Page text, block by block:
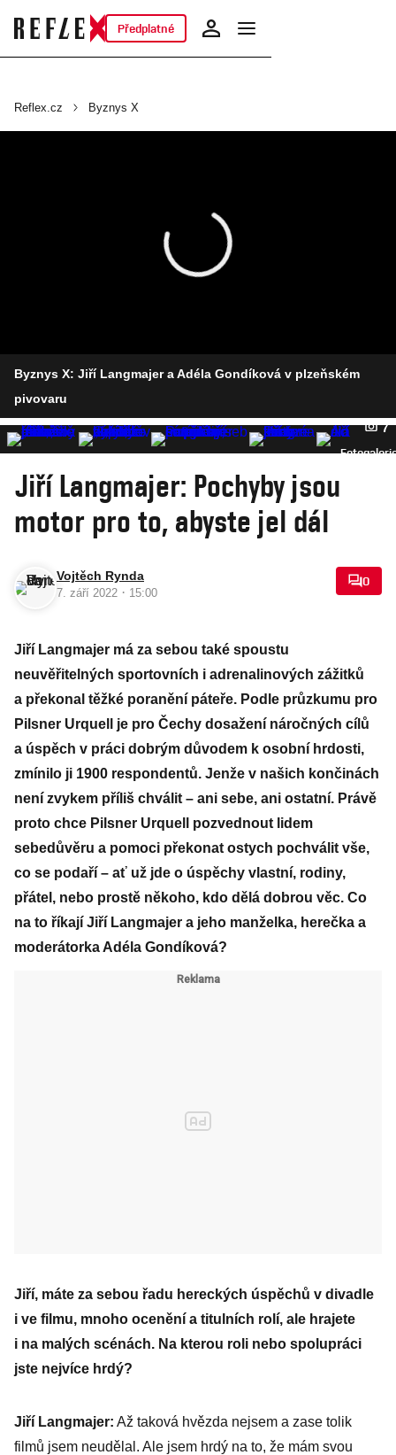
Předplatné
Reflex.cz Byznys X
Byznys X: Jiří Langmajer a Adéla Gondíková v plzeňském
pivovaru
7
Jiří Langmajer: Pochyby jsou
motor pro to, abyste jel dál
Vojtěch Rynda
7. září 2022 · 15:00
0
Jiří Langmajer má za sebou také spoustu
neuvěřitelných sportovních i adrenalinových zážitků
a překonal těžké poranění páteře. Podle průzkumu pro
Pilsner Urquell je pro Čechy dosažení náročných cílů
a úspěch v práci dobrým důvodem k osobní hrdosti,
zmínilo ji 1900 respondentů. Jenže v našich končinách
není zvykem příliš chválit – ani sebe, ani ostatní. Právě
proto chce Pilsner Urquell pozvednout lidem
sebedůvěru a pomoci překonat ostych pochválit vše,
co se podaří – ať už jde o úspěchy vlastní, rodiny,
přátel, nebo prostě někoho, kdo dělá dobrou věc. Co
na to říkají Jiří Langmajer a jeho manželka, herečka a
moderátorka Adéla Gondíková?
Jiří, máte za sebou řadu hereckých úspěchů v divadle
i ve filmu, mnoho ocenění a titulních rolí, ale hrajete
i na malých ­scénách. Na kterou roli nebo ­spolupráci
jste nejvíce hrdý?
Jiří Langmajer: Až taková hvězda nejsem a zase tolik
filmů jsem neudělal. Ale jsem hrdý na to, že mám svou